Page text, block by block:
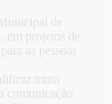
de
em projetos de
as pessoas
trinta
comunicação